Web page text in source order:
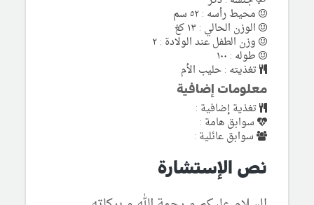
محيط رأسه : ٥٢ سم
الوزن الحالي : ١٣ كغ
وزن الطفل عند الولادة : ٢
طوله : ١٠٠
تغذيته : حليب الأم
معلومات إضافية
تغذية إضافية :
سوابق هامة :
سوابق عائلية :
نص الإستشارة